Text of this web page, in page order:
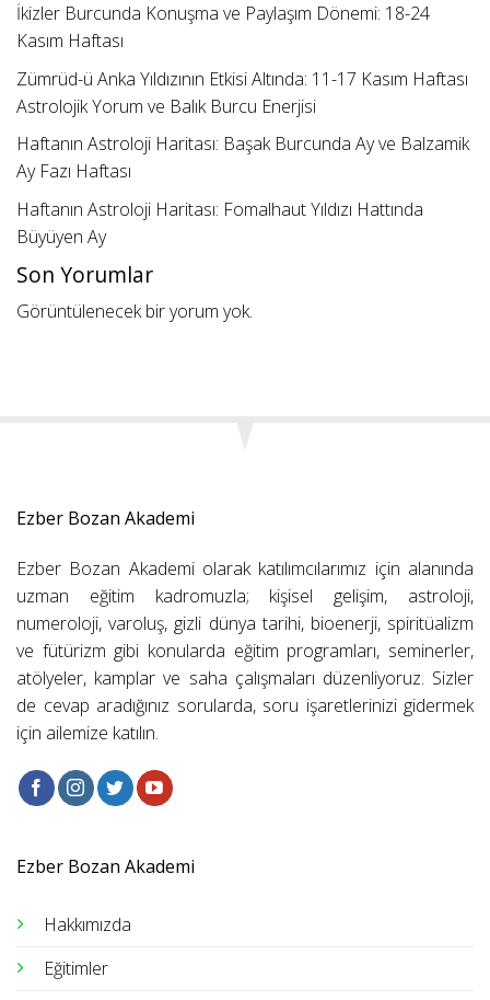
İkizler Burcunda Konuşma ve Paylaşım Dönemi: 18-24
Kasım Haftası
Zümrüd-ü Anka Yıldızının Etkisi Altında: 11-17 Kasım Haftası
Astrolojik Yorum ve Balık Burcu Enerjisi
Haftanın Astroloji Haritası: Başak Burcunda Ay ve Balzamik
Ay Fazı Haftası
Haftanın Astroloji Haritası: Fomalhaut Yıldızı Hattında
Büyüyen Ay
Son Yorumlar
Görüntülenecek bir yorum yok.
Ezber Bozan Akademi
Ezber Bozan Akademi olarak katılımcılarımız için alanında
uzman eğitim kadromuzla; kişisel gelişim, astroloji,
numeroloji, varoluş, gizli dünya tarihi, bioenerji, spiritüalizm
ve fütürizm gibi konularda eğitim programları, seminerler,
atölyeler, kamplar ve saha çalışmaları düzenliyoruz. Sizler
de cevap aradığınız sorularda, soru işaretlerinizi gidermek
için ailemize katılın.
Ezber Bozan Akademi
Hakkımızda
Eğitimler